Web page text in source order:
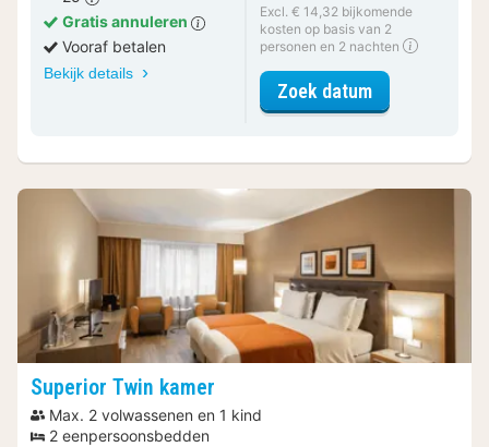
Gratis annuleren
Vooraf betalen
Bekijk details
Excl. € 14,32 bijkomende
kosten op basis van 2
personen en 2 nachten
Zoek datumvoor
Superior Twin kamer
Max. 2 volwassenen en 1 kind
2 eenpersoonsbedden